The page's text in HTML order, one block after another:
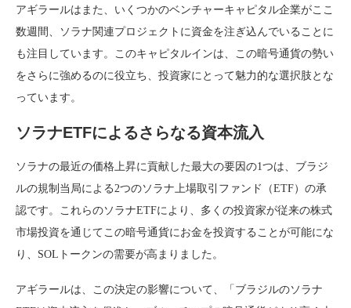
アギラールはまた、いくつかのベンチャーキャピタル企業がここ
数週間、ソラナ関連プロジェクトに資金を注ぎ込んでいることに
も注目しています。このキャピタルインは、この暗号通貨の勢い
をさらに強めるのに役立ち、投資家にとって魅力的な選択肢とな
っています。
ソラナETFによるさらなる資本流入
ソラナの最近の価格上昇に貢献した最大の要因の1つは、ブラジ
ルの規制当局による2つのソラナ上場取引ファンド（ETF）の承
認です。これらのソラナETFにより、多くの投資家が従来の株式
市場投資を通じてこの暗号通貨にお金を投資することが可能にな
り、SOLトークンの需要が高まりました。
アギラールは、この決定の影響について、「ブラジルのソラナ